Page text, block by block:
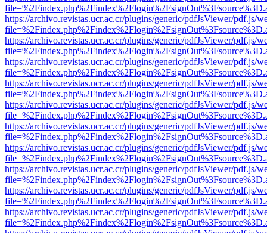
https://archivo.revistas.ucr.ac.cr/plugins/generic/pdfJsViewer/pdf.js/
https://archivo.revistas.ucr.ac.cr/plugins/generic/pdfJsViewer/pdf.js/
https://archivo.revistas.ucr.ac.cr/plugins/generic/pdfJsViewer/pdf.js/
https://archivo.revistas.ucr.ac.cr/plugins/generic/pdfJsViewer/pdf.js/
https://archivo.revistas.ucr.ac.cr/plugins/generic/pdfJsViewer/pdf.js/
https://archivo.revistas.ucr.ac.cr/plugins/generic/pdfJsViewer/pdf.js/
https://archivo.revistas.ucr.ac.cr/plugins/generic/pdfJsViewer/pdf.js/
https://archivo.revistas.ucr.ac.cr/plugins/generic/pdfJsViewer/pdf.js/
https://archivo.revistas.ucr.ac.cr/plugins/generic/pdfJsViewer/pdf.js/
https://archivo.revistas.ucr.ac.cr/plugins/generic/pdfJsViewer/pdf.js/